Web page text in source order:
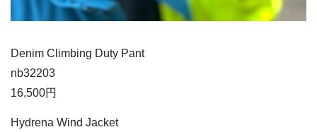
Denim Climbing Duty Pant
nb32203
16,500円
Hydrena Wind Jacket